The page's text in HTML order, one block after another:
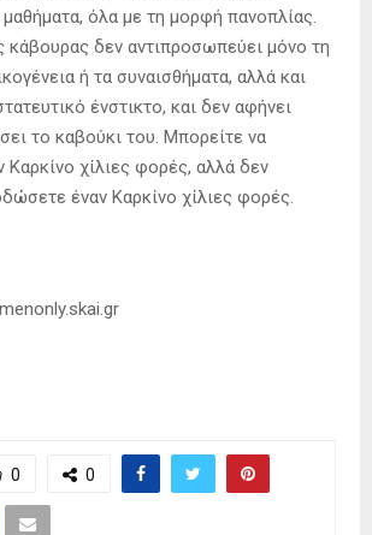
όλα με τη μορφή πανοπλίας.
κάβουρας δεν αντιπροσωπεύει μόνο τη
ή τα συναισθήματα, αλλά και
ένστικτο, και δεν αφήνει
το καβούκι του. Μπορείτε να
χίλιες φορές, αλλά δεν
έναν Καρκίνο χίλιες φορές.
0 0